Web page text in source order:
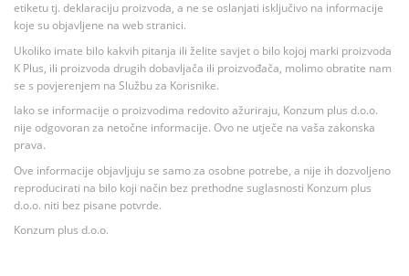
etiketu tj. deklaraciju proizvoda, a ne se oslanjati isključivo na informacije
koje su objavljene na web stranici.
Ukoliko imate bilo kakvih pitanja ili želite savjet o bilo kojoj marki proizvoda
K Plus, ili proizvoda drugih dobavljača ili proizvođača, molimo obratite nam
se s povjerenjem na Službu za Korisnike.
Iako se informacije o proizvodima redovito ažuriraju, Konzum plus d.o.o.
nije odgovoran za netočne informacije. Ovo ne utječe na vaša zakonska
prava.
Ove informacije objavljuju se samo za osobne potrebe, a nije ih dozvoljeno
reproducirati na bilo koji način bez prethodne suglasnosti Konzum plus
d.o.o. niti bez pisane potvrde.
Konzum plus d.o.o.